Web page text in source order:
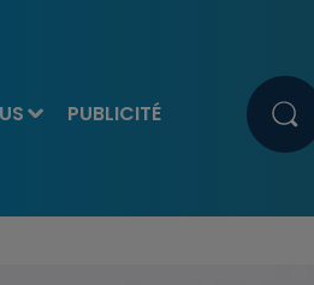
PUBLICITÉ